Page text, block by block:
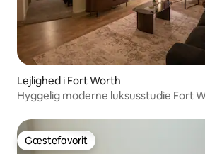
Lejlighed i Fort Worth
Hyggelig moderne
Gæstefavorit
Gæstefavorit